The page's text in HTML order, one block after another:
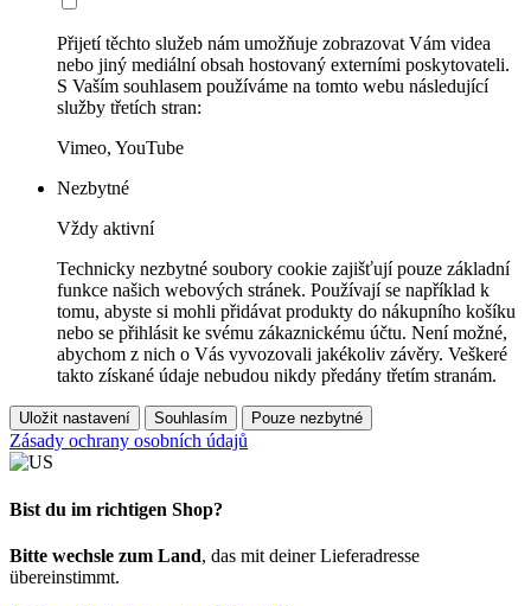
Přijetí těchto služeb nám umožňuje zobrazovat Vám videa
nebo jiný mediální obsah hostovaný externími poskytovateli.
S Vaším souhlasem používáme na tomto webu následující
služby třetích stran:
Vimeo, YouTube
Nezbytné
Vždy aktivní
Technicky nezbytné soubory cookie zajišťují pouze základní
funkce našich webových stránek. Používají se například k
tomu, abyste si mohli přidávat produkty do nákupního košíku
nebo se přihlásit ke svému zákaznickému účtu. Není možné,
abychom z nich o Vás vyvozovali jakékoliv závěry. Veškeré
takto získané údaje nebudou nikdy předány třetím stranám.
Uložit nastavení Souhlasím Pouze nezbytné
Zásady ochrany osobních údajů
Bist du im richtigen Shop?
Bitte wechsle zum Land, das mit deiner Lieferadresse
übereinstimmt.